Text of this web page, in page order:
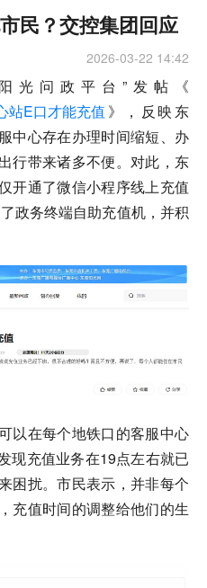
民？交控集团回应
2026-03-22 14:42
光问政平台”发帖《
站E口才能充值 》，反映东
中心存在办理时间缩短、办
行带来诸多不便。对此，东
开通了微信小程序线上充值
政务终端自助充值机，并积
以在每个地铁口的客服中心
现充值业务在19点左右就已
困扰。市民表示，并非每个
充值时间的调整给他们的生